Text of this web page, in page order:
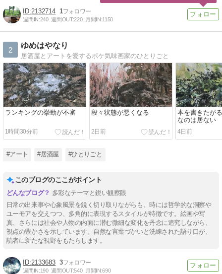
2132714 1
週間IN:240 週間OUT:220 月間IN:1150
2
ゆめはやなり
居酒屋とアートを愛するボケ気味画家のひとりごと
ランキングの挙動が不審
1時間30分前
段々状態が悪くなる
2日前
本を書きたが
なのは居ない
4日前
#アート #居酒屋 #ひとりごと
このブログのここがポイント
多彩なテーマと鋭い観察眼
日常の出来事や心象風景を鋭く切り取りながらも、時には哲学的な洞察や
ユーモアを交えつつ、多角的に表現するスタイルが特徴です。絵画や写
真、さらには社会や人物の内面に潜む微細な変化を丹念に追究しながら、
視点の豊かさを示しています。自然な言葉づかいと洗練された語り口が、
読者に新たな視野をもたらします。
2133683 3
週間IN:190 週間OUT:540 月間IN:690